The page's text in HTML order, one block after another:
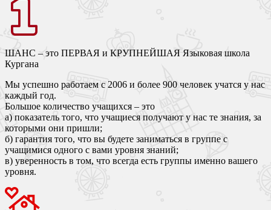
ШАНС – это ПЕРВАЯ и КРУПНЕЙШАЯ Языковая школа
Кургана
Мы успешно работаем с 2006 и более 900 человек учатся у нас
каждый год.
Большое количество учащихся – это
а) показатель того, что учащиеся получают у нас те знания, за
которыми они пришли;
б) гарантия того, что вы будете заниматься в группе с
учащимися одного с вами уровня знаний;
в) уверенность в том, что всегда есть группы именно вашего
уровня.